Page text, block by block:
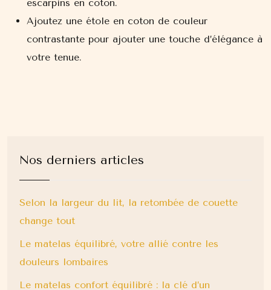
escarpins en coton.
Ajoutez une étole en coton de couleur
contrastante pour ajouter une touche d’élégance à
votre tenue.
Nos derniers articles
Selon la largeur du lit, la retombée de couette
change tout
Le matelas équilibré, votre allié contre les
douleurs lombaires
Le matelas confort équilibré : la clé d’un